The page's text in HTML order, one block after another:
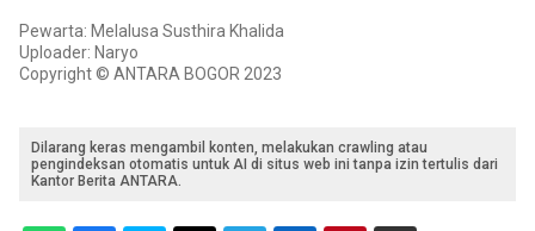
Pewarta: Melalusa Susthira Khalida
Uploader: Naryo
Copyright © ANTARA BOGOR 2023
Dilarang keras mengambil konten, melakukan crawling atau
pengindeksan otomatis untuk AI di situs web ini tanpa izin tertulis dari
Kantor Berita ANTARA.